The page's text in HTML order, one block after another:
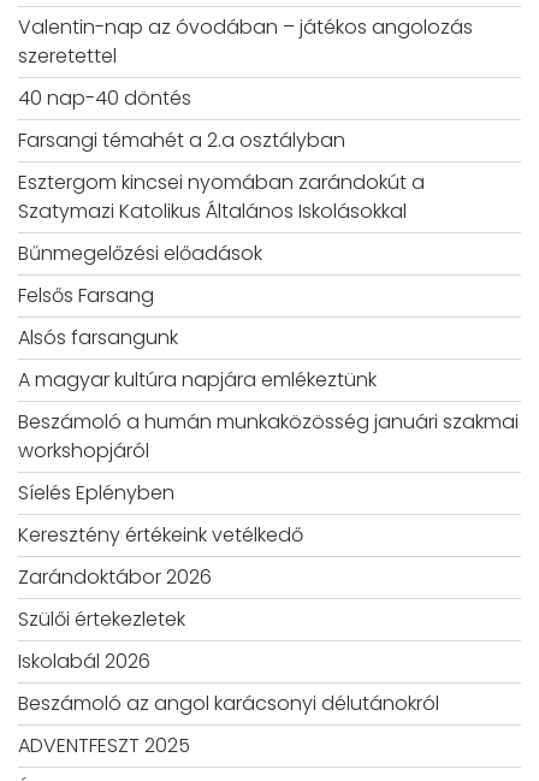
Valentin-nap az óvodában – játékos angolozás
szeretettel
40 nap-40 döntés
Farsangi témahét a 2.a osztályban
Esztergom kincsei nyomában zarándokút a
Szatymazi Katolikus Általános Iskolásokkal
Bűnmegelőzési előadások
Felsős Farsang
Alsós farsangunk
A magyar kultúra napjára emlékeztünk
Beszámoló a humán munkaközösség januári szakmai
workshopjáról
Síelés Eplényben
Keresztény értékeink vetélkedő
Zarándoktábor 2026
Szülői értekezletek
Iskolabál 2026
Beszámoló az angol karácsonyi délutánokról
ADVENTFESZT 2025